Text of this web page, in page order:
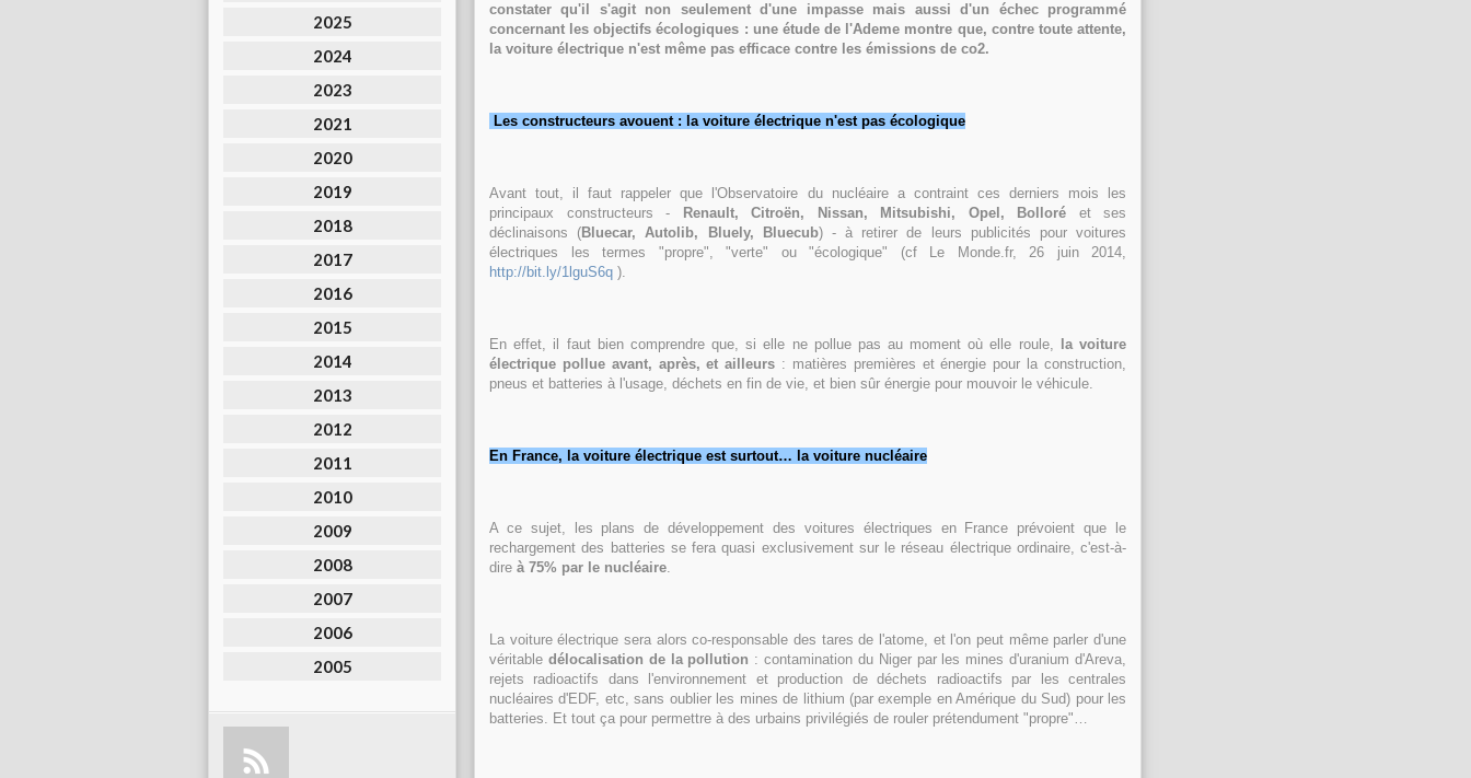
2025
2024
2023
2021
2020
2019
2018
2017
2016
2015
2014
2013
2012
2011
2010
2009
2008
2007
2006
2005
constater qu'il s'agit non seulement d'une impasse mais aussi d'un échec programmé
concernant les objectifs écologiques : une étude de l'Ademe montre que, contre toute attente,
la voiture électrique n'est même pas efficace contre les émissions de co2.
Les constructeurs avouent : la voiture électrique n'est pas écologique
Avant tout, il faut rappeler que l'Observatoire du nucléaire a contraint ces derniers mois les
principaux constructeurs -
Renault, Citroën, Nissan, Mitsubishi, Opel, Bolloré et ses
déclinaisons (Bluecar, Autolib, Bluely, Bluecub) - à retirer de leurs publicités pour voitures
électriques les termes "propre", "verte" ou "écologique" (cf Le Monde.fr, 26 juin 2014,
http://bit.ly/1lguS6q ).
En effet, il faut bien comprendre que, si elle ne pollue pas au moment où elle roule,
la voiture
électrique pollue avant, après, et ailleurs : matières premières et énergie pour la construction,
pneus et batteries à l'usage, déchets en fin de vie, et bien sûr énergie pour mouvoir le véhicule.
En France, la voiture électrique est surtout… la voiture nucléaire
A ce sujet, les plans de développement des voitures électriques en France prévoient que le
rechargement des batteries se fera quasi exclusivement sur le réseau électrique ordinaire, c'est-à-
dire à 75% par le nucléaire.
La voiture électrique sera alors co-responsable des tares de l'atome, et l'on peut même parler d'une
véritable délocalisation de la pollution : contamination du Niger par les mines d'uranium d'Areva,
rejets radioactifs dans l'environnement et production de déchets radioactifs par les centrales
nucléaires d'EDF, etc, sans oublier les mines de lithium (par exemple en Amérique du Sud) pour les
batteries. Et tout ça pour permettre à des urbains privilégiés de rouler prétendument "propre"…